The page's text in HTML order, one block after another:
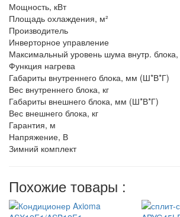
Мощность, кВт
Площадь охлаждения, м²
Производитель
Инверторное управление
Максимальный уровень шума внутр.
Функция нагрева
Габариты внутреннего блока, мм (Ш*В*Г)
Вес внутреннего блока, кг
Габариты внешнего блока, мм (Ш*В*Г)
Вес внешнего блока, кг
Гарантия, м
Напряжение, В
Зимний комплект
Похожие товары :